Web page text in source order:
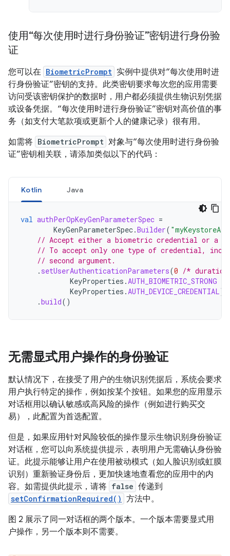
使用“每次使用时进行身份验证”密钥进行身份验
证
您可以在 BiometricPrompt 实例中提供对“每次使用时进
行身份验证”密钥的支持。此类密钥要求每次您的应用需要
访问受该密钥保护的数据时，用户都必须提供生物识别凭据
或设备凭据。“每次使用时进行身份验证”密钥对高价值的事
务（如支付大笔款项或更新个人的健康记录）很有用。
如需将 BiometricPrompt 对象与“每次使用时进行身份验
证”密钥相关联，请添加类似以下的代码：
Kotlin Java
val authPerOpKeyGenParameterSpec =
KeyGenParameterSpec.Builder(
// Accept either a biometric credential or a
// To accept only one type of credential,
// second argument.
. setUserAuthenticationParameters(0 /*
KeyProperties .AUTH_BIOMETRIC_STRONG
KeyProperties .AUTH_DEVICE_CREDENTIAL)
.build()
无需显式用户操作的身份验证
默认情况下，在接受了用户的生物识别凭据后，系统会要求
用户执行特定的操作，例如按某个按钮。如果您的应用显示
对话框用以确认敏感或高风险的操作（例如进行购买交
易），此配置为首选配置。
但是，如果应用针对风险较低的操作显示生物识别身份验证
对话框，您可以向系统提供提示，表明用户无需确认身份验
证。此提示能够让用户在使用被动模式（如人脸识别或虹膜
识别）重新验证身份后，更加快速地查看您的应用中的内
容。如需提供此提示，请将 false 传递到
setConfirmationRequired() 方法中。
图 2 展示了同一对话框的两个版本。一个版本需要显式用
户操作，另一个版本则不需要。